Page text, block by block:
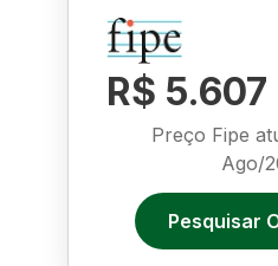
R$ 5.607
Preço Fipe
Ago/
Pesquisar